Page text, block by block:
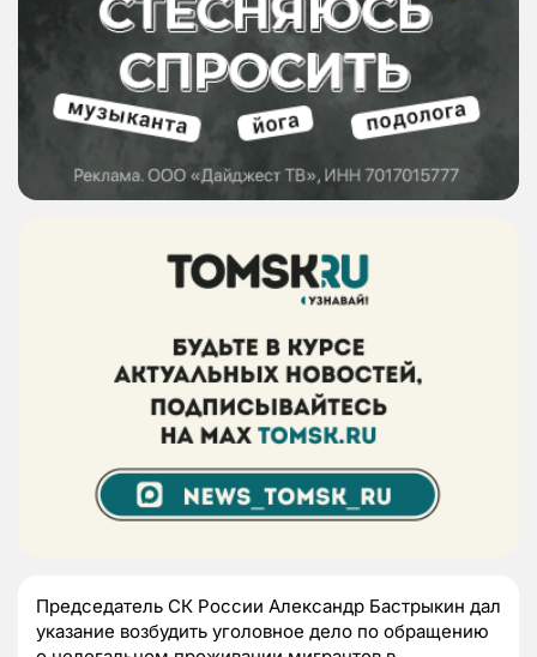
Председатель СК России Александр Бастрыкин дал
указание возбудить уголовное дело по обращению